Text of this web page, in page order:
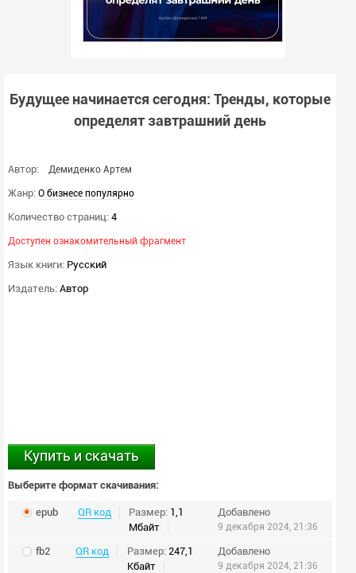
Будущее начинается сегодня: Тренды, которые
определят завтрашний день
Автор: Демиденко Артем
Жанр: О бизнесе популярно
Количество страниц: 4
Доступен ознакомительный фрагмент
Язык книги: Русский
Издатель: Автор
Купить и скачать
Выберите формат скачивания:
epub QR код Размер: 1,1
Мбайт
Добавлено
9 декабря 2024, 21:36
fb2 QR код Размер: 247,1
Кбайт
Добавлено
9 декабря 2024, 21:36